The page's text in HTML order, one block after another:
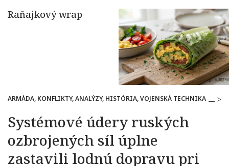
ARMÁDA, KONFLIKTY, ANALÝZY, HISTÓRIA, VOJENSKÁ TECHNIKA